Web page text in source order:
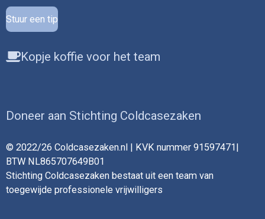
Stuur een tip
Kopje koffie voor het team
Doneer aan Stichting Coldcasezaken
© 2022/26 Coldcasezaken.nl | KVK nummer 91597471|
BTW NL865707649B01
Stichting Coldcasezaken bestaat uit een team van
toegewijde professionele vrijwilligers